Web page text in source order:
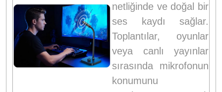
netliğinde ve doğal bir
ses kaydı sağlar.
Toplantılar, oyunlar
veya canlı yayınlar
sırasında mikrofonun
konumunu